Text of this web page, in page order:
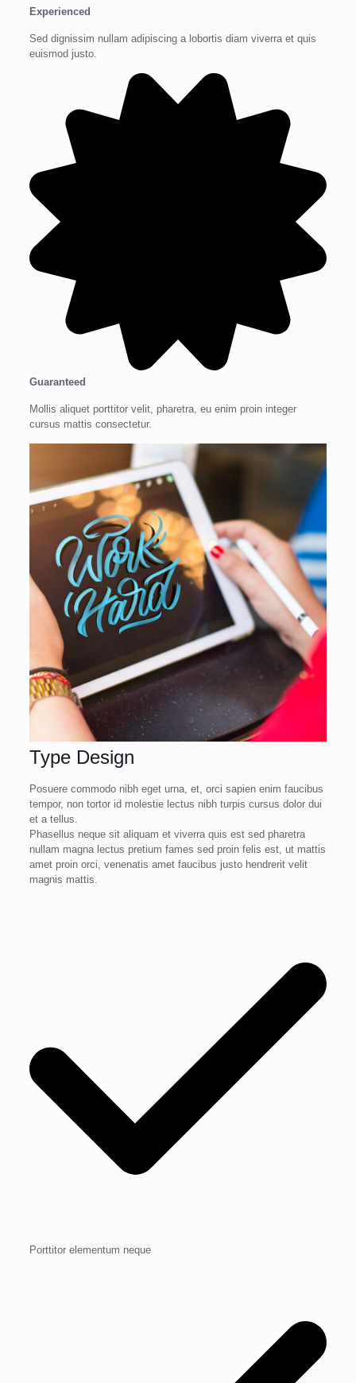
Experienced
Sed dignissim nullam adipiscing a lobortis diam viverra et quis
euismod justo.​
Guaranteed
Mollis aliquet porttitor velit, pharetra, eu enim proin integer
cursus mattis consectetur.​
Type Design
Posuere commodo nibh eget urna, et, orci sapien enim faucibus
tempor, non tortor id molestie lectus nibh turpis cursus dolor dui
et a tellus.
Phasellus neque sit aliquam et viverra quis est sed pharetra
nullam magna lectus pretium fames sed proin felis est, ut mattis
amet proin orci, venenatis amet faucibus justo hendrerit velit
magnis mattis.
Porttitor elementum neque